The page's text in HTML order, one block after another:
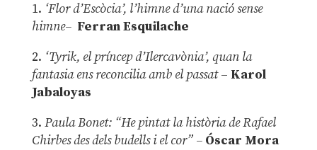
1. ‘Flor d’Escòcia’, l’himne d’una nació sense
himne– Ferran Esquilache
2. ‘Tyrik, el príncep d’Ilercavònia’, quan la
fantasia ens reconcilia amb el passat– Karol
Jabaloyas
3. Paula Bonet: “He pintat la història de Rafael
Chirbes des dels budells i el cor” –Óscar Mora